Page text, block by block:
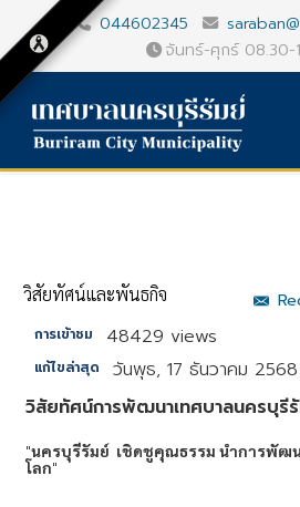
044602345
จันทร์-ศุกร์ 08.30-
วิสัยทัศน์และพันธกิจ
การเข้าชม 48429 views
แก้ไขล่าสุด
วันพุธ, 17 ธันวาคม 2568
วิสัยทัศน์การพัฒนาเทศบาลนครบุรี
"นครบุรีรัมย์ เชิดชูคุณธรรม นำการพัฒ
โลก"